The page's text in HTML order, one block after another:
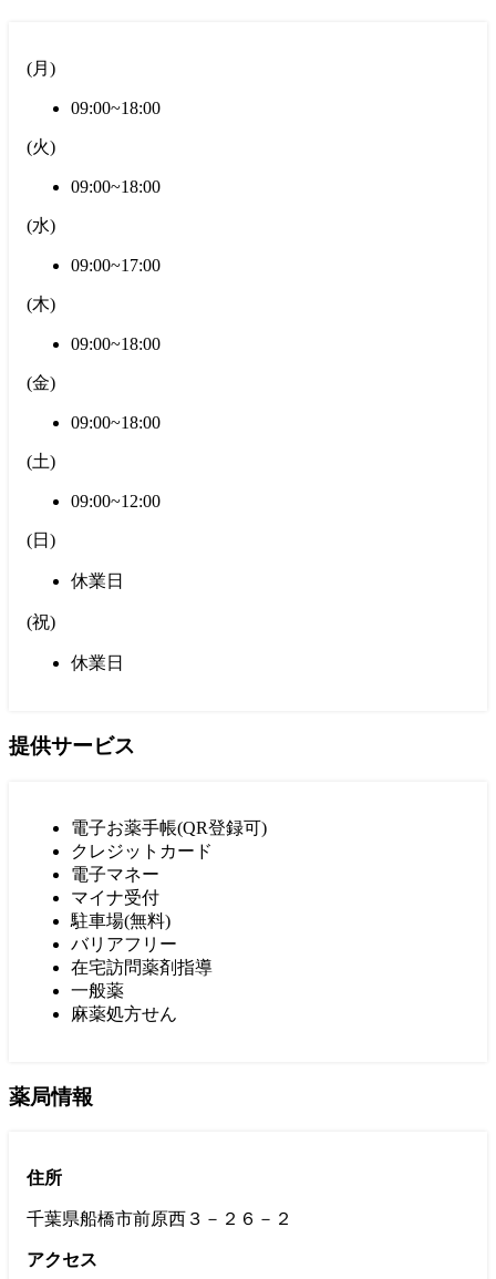
(月 )
09:00~18:00
(火)
09:00~18:00
(水)
09:00~17:00
(木)
09:00~18:00
(金)
09:00~18:00
(土)
09:00~12:00
(日 )
休業日
(祝)
休業日
提供サービス
電子お薬手帳(QR登録可)
クレジットカード
電子マネー
マイナ受付
駐車場(無料)
バリアフリー
在宅訪問薬剤指導
一般薬
麻薬処方せん
薬局情報
住所
千葉県船橋市前原西３－２６－２
アクセス